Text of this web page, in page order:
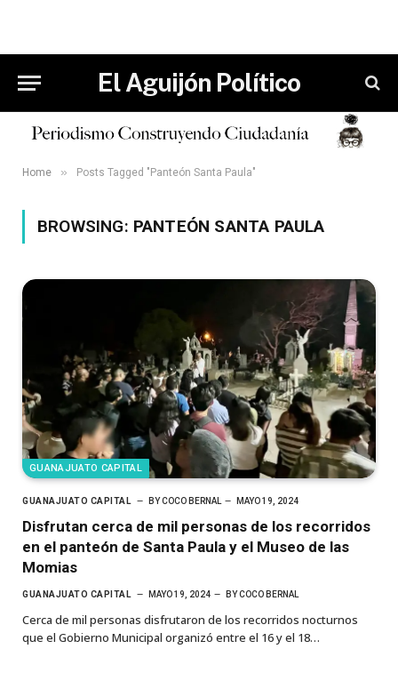
El Aguijón Político
Home » Posts Tagged "Panteón Santa Paula"
BROWSING: PANTEÓN SANTA PAULA
GUANAJUATO CAPITAL
GUANAJUATO CAPITAL BYCOCO BERNAL MAYO 19, 2024
Disfrutan cerca de mil personas de los recorridos
en el panteón de Santa Paula y el Museo de las
Momias
GUANAJUATO CAPITAL MAYO 19, 2024 BYCOCO BERNAL
Cerca de mil personas disfrutaron de los recorridos nocturnos
que el Gobierno Municipal organizó entre el 16 y el 18…